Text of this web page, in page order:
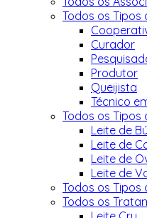
Todos os Tipos
Curador
Produtor
Queijista
Técnico
Todos os Tipos
Leite de
Leite de
Leite de
Leite de
Todos os Tipos
Todos os